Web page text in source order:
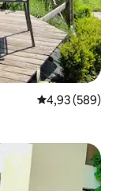
Évaluation
4,93 (589)